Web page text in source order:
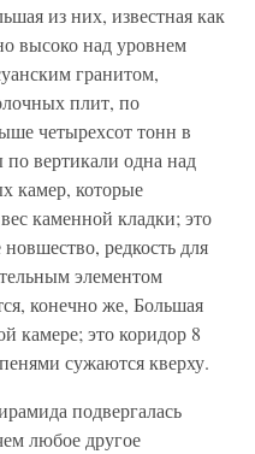
из них, известная как
высоко над уровнем
гранитом,
плит, по
четырехсот тонн в
вертикали одна над
камер, которые
каменной кладки; это
редкость для
элементом
конечно же, Большая
камере; это коридор 8
сужаются кверху.
подвергалась
любое другое